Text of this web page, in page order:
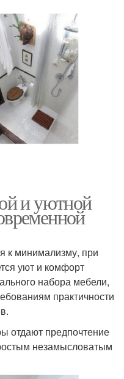
и уютной
к минимализму, при
уют и комфорт
набора мебели,
практичности
отдают предпочтение
незамысловатым